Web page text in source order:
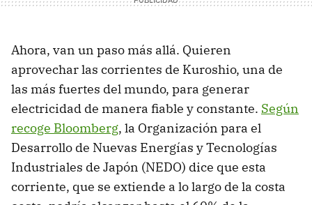
Ahora, van un paso más allá. Quieren
aprovechar las corrientes de Kuroshio, una de
las más fuertes del mundo, para generar
electricidad de manera fiable y constante. Según
recoge Bloomberg, la Organización para el
Desarrollo de Nuevas Energías y Tecnologías
Industriales de Japón (NEDO) dice que esta
corriente, que se extiende a lo largo de la costa